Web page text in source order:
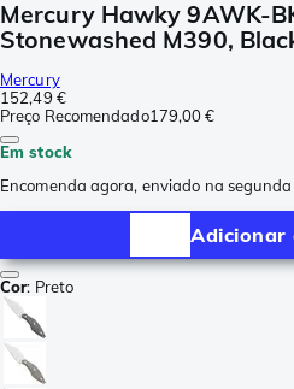
Mercury Hawky 9AWK-
Stonewashed M390,
Mercury
152,49 €
Preço Recomendado179,00 €
Em stock
Encomenda agora, enviado na
Adicionar
Cor: Preto